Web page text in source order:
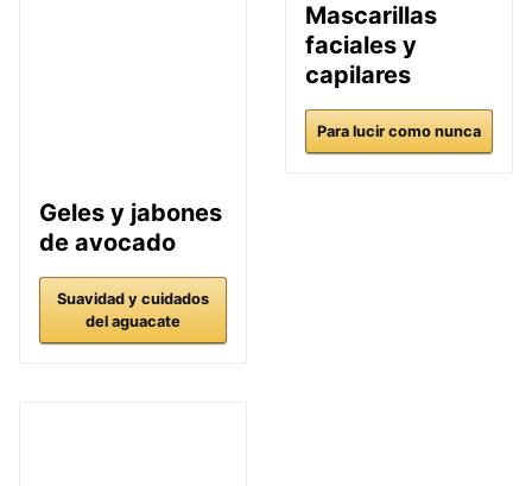
Geles y jabones
de avocado
Suavidad y cuidados
del aguacate
Mascarillas
faciales y
capilares
Para lucir como nunca